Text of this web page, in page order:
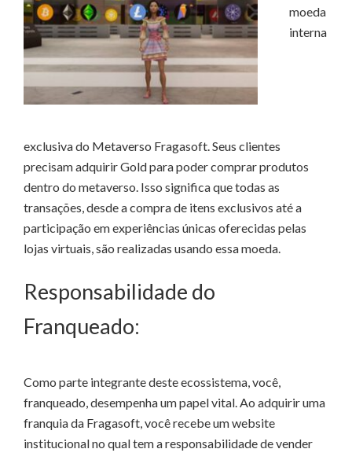
moeda
interna
exclusiva do Metaverso Fragasoft. Seus clientes
precisam adquirir Gold para poder comprar produtos
dentro do metaverso. Isso significa que todas as
transações, desde a compra de itens exclusivos até a
participação em experiências únicas oferecidas pelas
lojas virtuais, são realizadas usando essa moeda.
Responsabilidade do
Franqueado:
Como parte integrante deste ecossistema, você,
franqueado, desempenha um papel vital. Ao adquirir uma
franquia da Fragasoft, você recebe um website
institucional no qual tem a responsabilidade de vender